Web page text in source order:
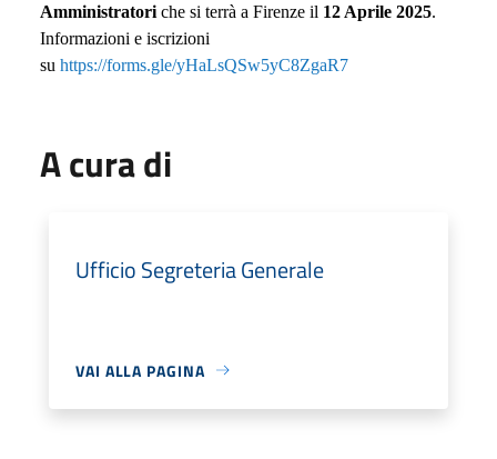
Amministratori che si terrà a Firenze il 12 Aprile 2025.
Informazioni e iscrizioni
su https://forms.gle/yHaLsQSw5yC8ZgaR7
A cura di
Ufficio Segreteria Generale
VAI ALLA PAGINA